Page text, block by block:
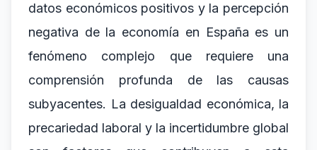
datos económicos positivos y la percepción
negativa de la economía en España es un
fenómeno complejo que requiere una
comprensión profunda de las causas
subyacentes. La desigualdad económica, la
precariedad laboral y la incertidumbre global